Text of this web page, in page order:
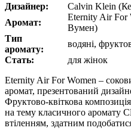
Дизайнер:
Calvin Klein
Аромат:
Eternity Air For
Вумен)
Тип
аромату:
водяні,
Стать:
для жінок
Eternity Air For Women –
аромат, презентований
Фруктово-квіткова
на тему класичного аромату
втіленням, здатним